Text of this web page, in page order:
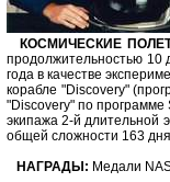
КОСМИЧЕСКИЕ
продолжительностью 10
года в качестве
корабле "Discovery"
"Discovery" по программе
экипажа 2-й длительной
общей сложности 163
НАГРАДЫ: Медали